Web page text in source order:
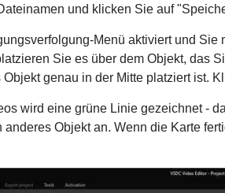
und klicken Sie auf
Menü aktiviert und
Sie es über dem Objekt, das
genau in der Mitte platziert ist.
wird eine grüne Linie gezeichnet -
anderes Objekt an. Wenn die Karte